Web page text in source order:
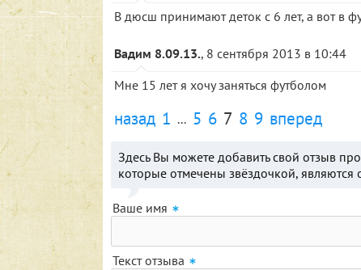
В дюсш принимают деток с 6 лет, а вот в
Вадим 8.09.13., 8 сентября 2013 в 10:44
Мне 15 лет я хочу заняться футболом
назад 1 ... 5 6 7 8 9 вперед
Здесь Вы можете добавить свой отзыв про
которые отмечены звёздочкой,
Ваше имя
Текст отзыва